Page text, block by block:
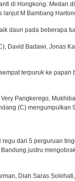
di Hongkong. Medan
lanjut M Bambang
daun pada beberapa
David Badawi, Jonas
terpuruk ke papan
Pangkerego,
(C) mengumpulkan
dari 5 perguruan
justru
Diah Saras